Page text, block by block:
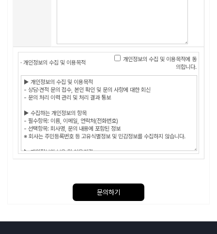
· 개인정보의 수집 및 이용목적
개인정보의 수집 및 이용목적에 동
의합니다.
문의하기